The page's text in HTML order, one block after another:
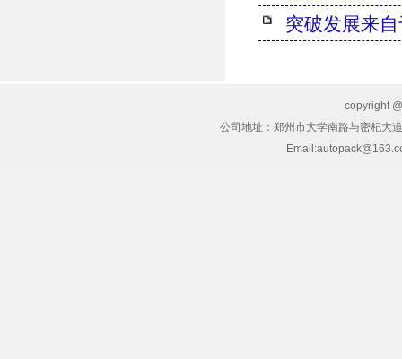
突破发展来
copyright
公司地址：郑州市大学南路与密杞